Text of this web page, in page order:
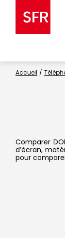
Accueil
Comparer
d’écran,
pour